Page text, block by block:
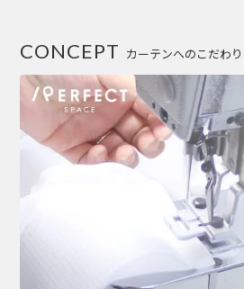
カーテンへのこだわり
CONCEPT